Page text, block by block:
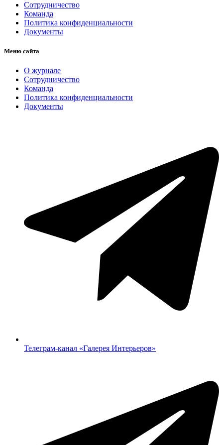
Сотрудничество
Команда
Политика конфиденциальности
Документы
Меню сайта
О журнале
Сотрудничество
Команда
Политика конфиденциальности
Документы
Телеграм-канал «‎Галерея Интерьеров»‎